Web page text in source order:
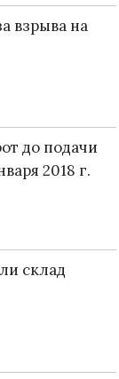
взрыва на
до подачи
2018 г.
склад